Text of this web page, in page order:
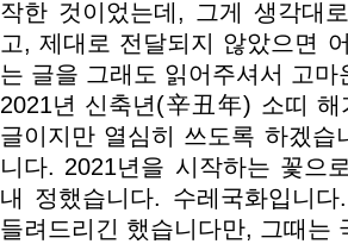
작한 것이었는데, 그게 생각대
고, 제대로 전달되지 않았으면
는 글을 그래도 읽어주셔서 고
2021년 신축년(辛丑年) 소띠
글이지만 열심히 쓰도록 하겠
니다. 2021년을 시작하는 꽃으
내 정했습니다. 수레국화입니
들려드리긴 했습니다만, 그때는